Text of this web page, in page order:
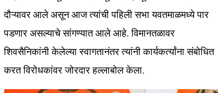
दौऱ्यावर आले असून आज त्यांची पहिली सभा यवतमाळमध्ये पार
पडणार असल्याचे सांगण्यात आले आहे. विमानतळावर
शिवसैनिकांनी केलेल्या स्वागतानंतर त्यांनी कार्यकर्त्यांना संबोधित
करत विरोधकांवर जोरदार हल्लाबोल केला.